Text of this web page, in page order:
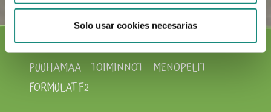
Solo usar cookies necesarias
PUUHAMAA TOIMINNOT MENOPELIT
FORMULAT F2